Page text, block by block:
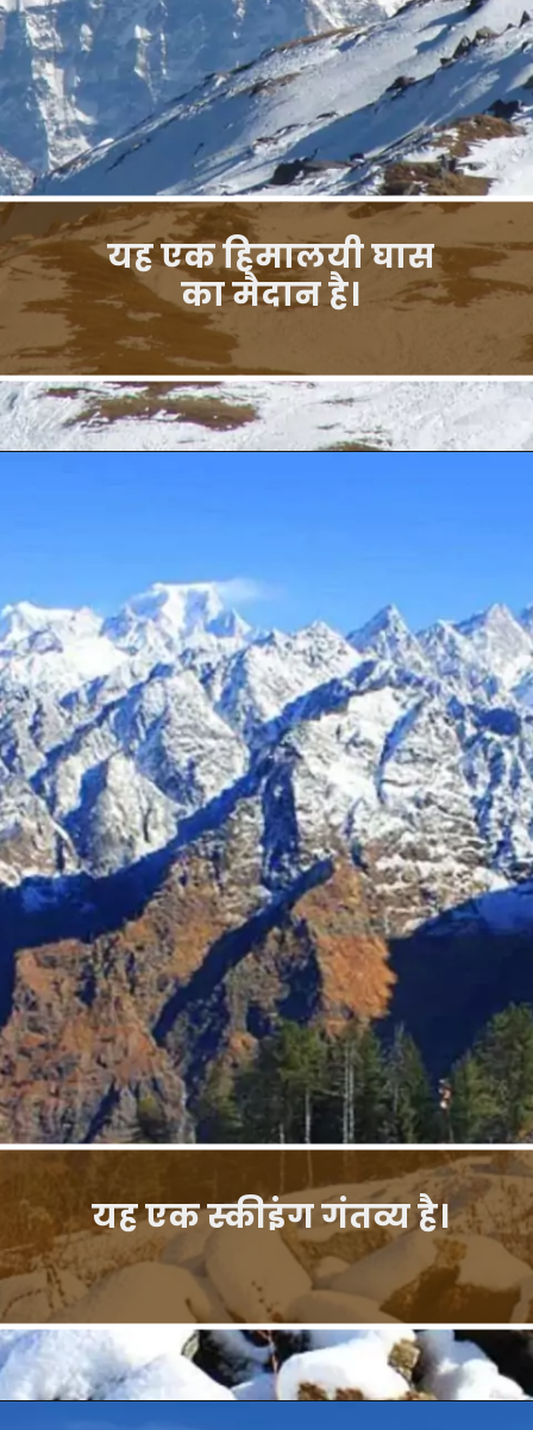
यह एक हिमालयी घास
यह एक स्कीइंग गंतव्य है।